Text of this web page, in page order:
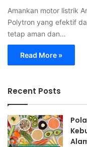
Amankan motor listrik
Polytron yang efektif
tetap aman dan…
Read More »
Recent Posts